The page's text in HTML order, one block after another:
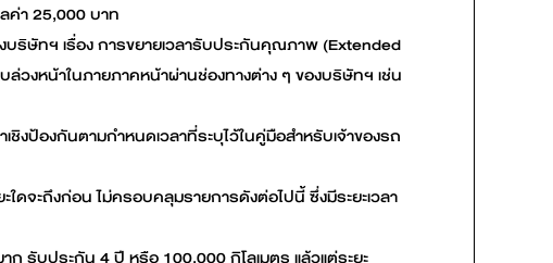
ค่า 25,000 บาท
บริษัทฯ เรื่อง การขยายเวลารับประกันคุณภาพ (Extended
วงหน้าในภายภาคหน้าผ่านช่องทางต่าง ๆ ของบริษัทฯ เช่น
งป้องกันตามกำหนดเวลาที่ระบุไว้ในคู่มือสำหรับเจ้าของรถ
จะถึงก่อน ไม่ครอบคลุมรายการดังต่อไปนี้ ซึ่งมีระยะเวลา
รับประกัน 4 ปี หรือ 100,000 กิโลเมตร แล้วแต่ระยะ